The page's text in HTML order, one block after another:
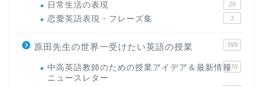
日常生活の表現 28
恋愛英語表現・フレーズ集 3
原田先生の世界一受けたい英語の授業 399
中高英語教師のための授業アイデア＆最新情報
ニュースレター
170